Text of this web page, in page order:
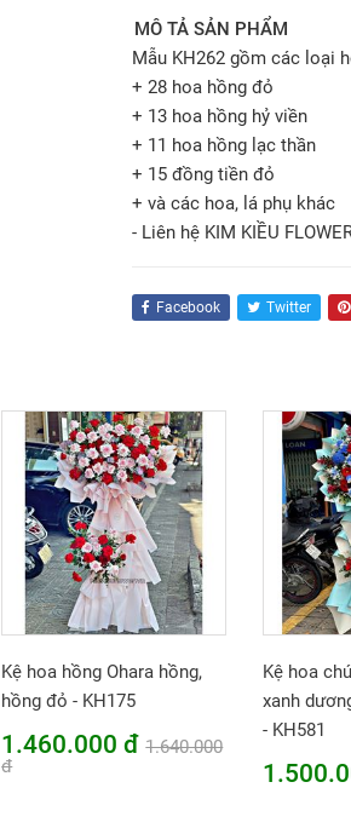
MÔ TẢ SẢN PHẨM
Mẫu KH262 gồm các loại
+ 28 hoa hồng đỏ
+ 13 hoa hồng hỷ viền
+ 11 hoa hồng lạc thần
+ 15 đồng tiền đỏ
+ và các hoa, lá phụ khác
- Liên hệ KIM KIỀU
Facebook Twitter
Kệ hoa hồng Ohara hồng,
hồng đỏ - KH175
1.460.000 đ 1.640.000
đ
Kệ hoa
xanh
- KH581